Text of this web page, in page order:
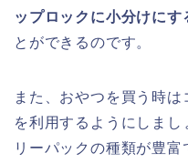
ップロックに小分けにす
とができるのです。
また、おやつを買う時は
を利用するようにしまし
リーパックの種類が豊